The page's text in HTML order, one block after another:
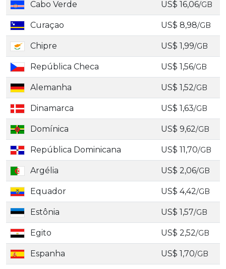
Cabo Verde US$ 16,06/GB
Curaçao US$ 8,98/GB
Chipre US$ 1,99/GB
República Checa US$ 1,56/GB
Alemanha US$ 1,52/GB
Dinamarca US$ 1,63/GB
Domínica US$ 9,62/GB
República Dominicana US$ 11,70/GB
Argélia US$ 2,06/GB
Equador US$ 4,42/GB
Estônia US$ 1,57/GB
Egito US$ 2,52/GB
Espanha US$ 1,70/GB